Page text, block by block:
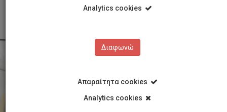
Επικοινωνίας και Σπουδών Διαδικτύου
Analytics cookies
Διαφωνώ
Απαραίτητα cookies
Analytics cookies